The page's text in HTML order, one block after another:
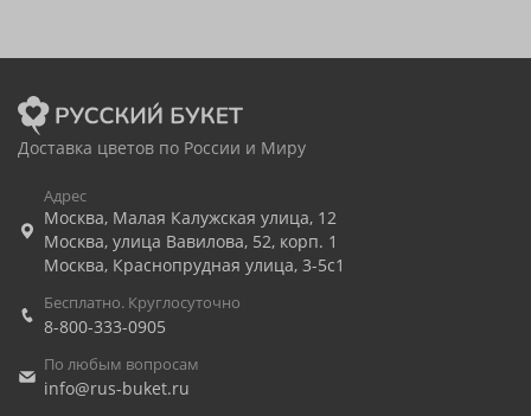
Доставка цветов по России и Миру
Адрес
Москва, Малая Калужская улица, 12
Москва, улица Вавилова, 52, корп. 1
Москва, Краснопрудная улица, 3-5с1
Бесплатно. Круглосуточно
8-800-333-0905
По любым вопросам
info@rus-buket.ru